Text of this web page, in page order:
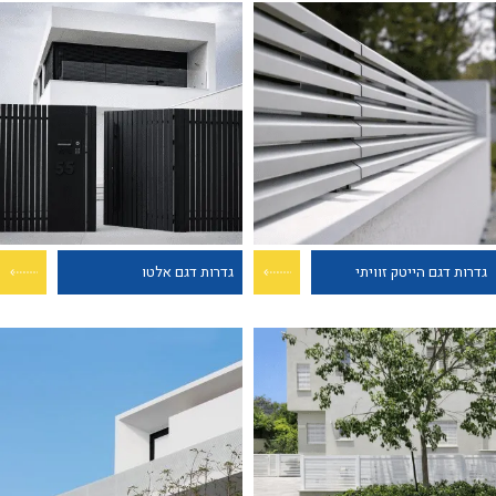
גדרות דגם הייטק זוויתי גדרות דגם אלטו